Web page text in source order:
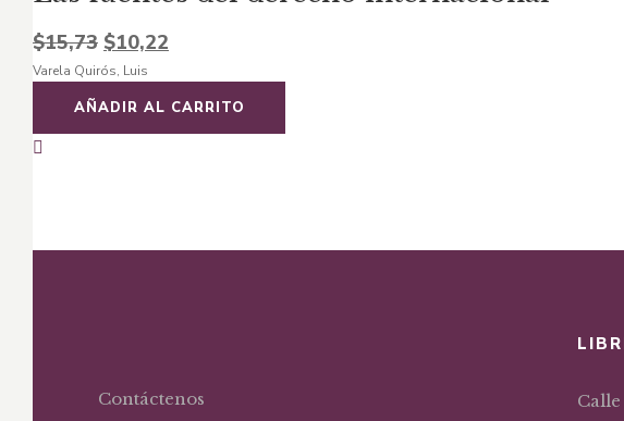
$15,73 El
precio
original
era:
$10,22
precio
actual
es:
Varela Quirós, Luis
AÑADIR AL CARRITO
Contáctenos
Calle